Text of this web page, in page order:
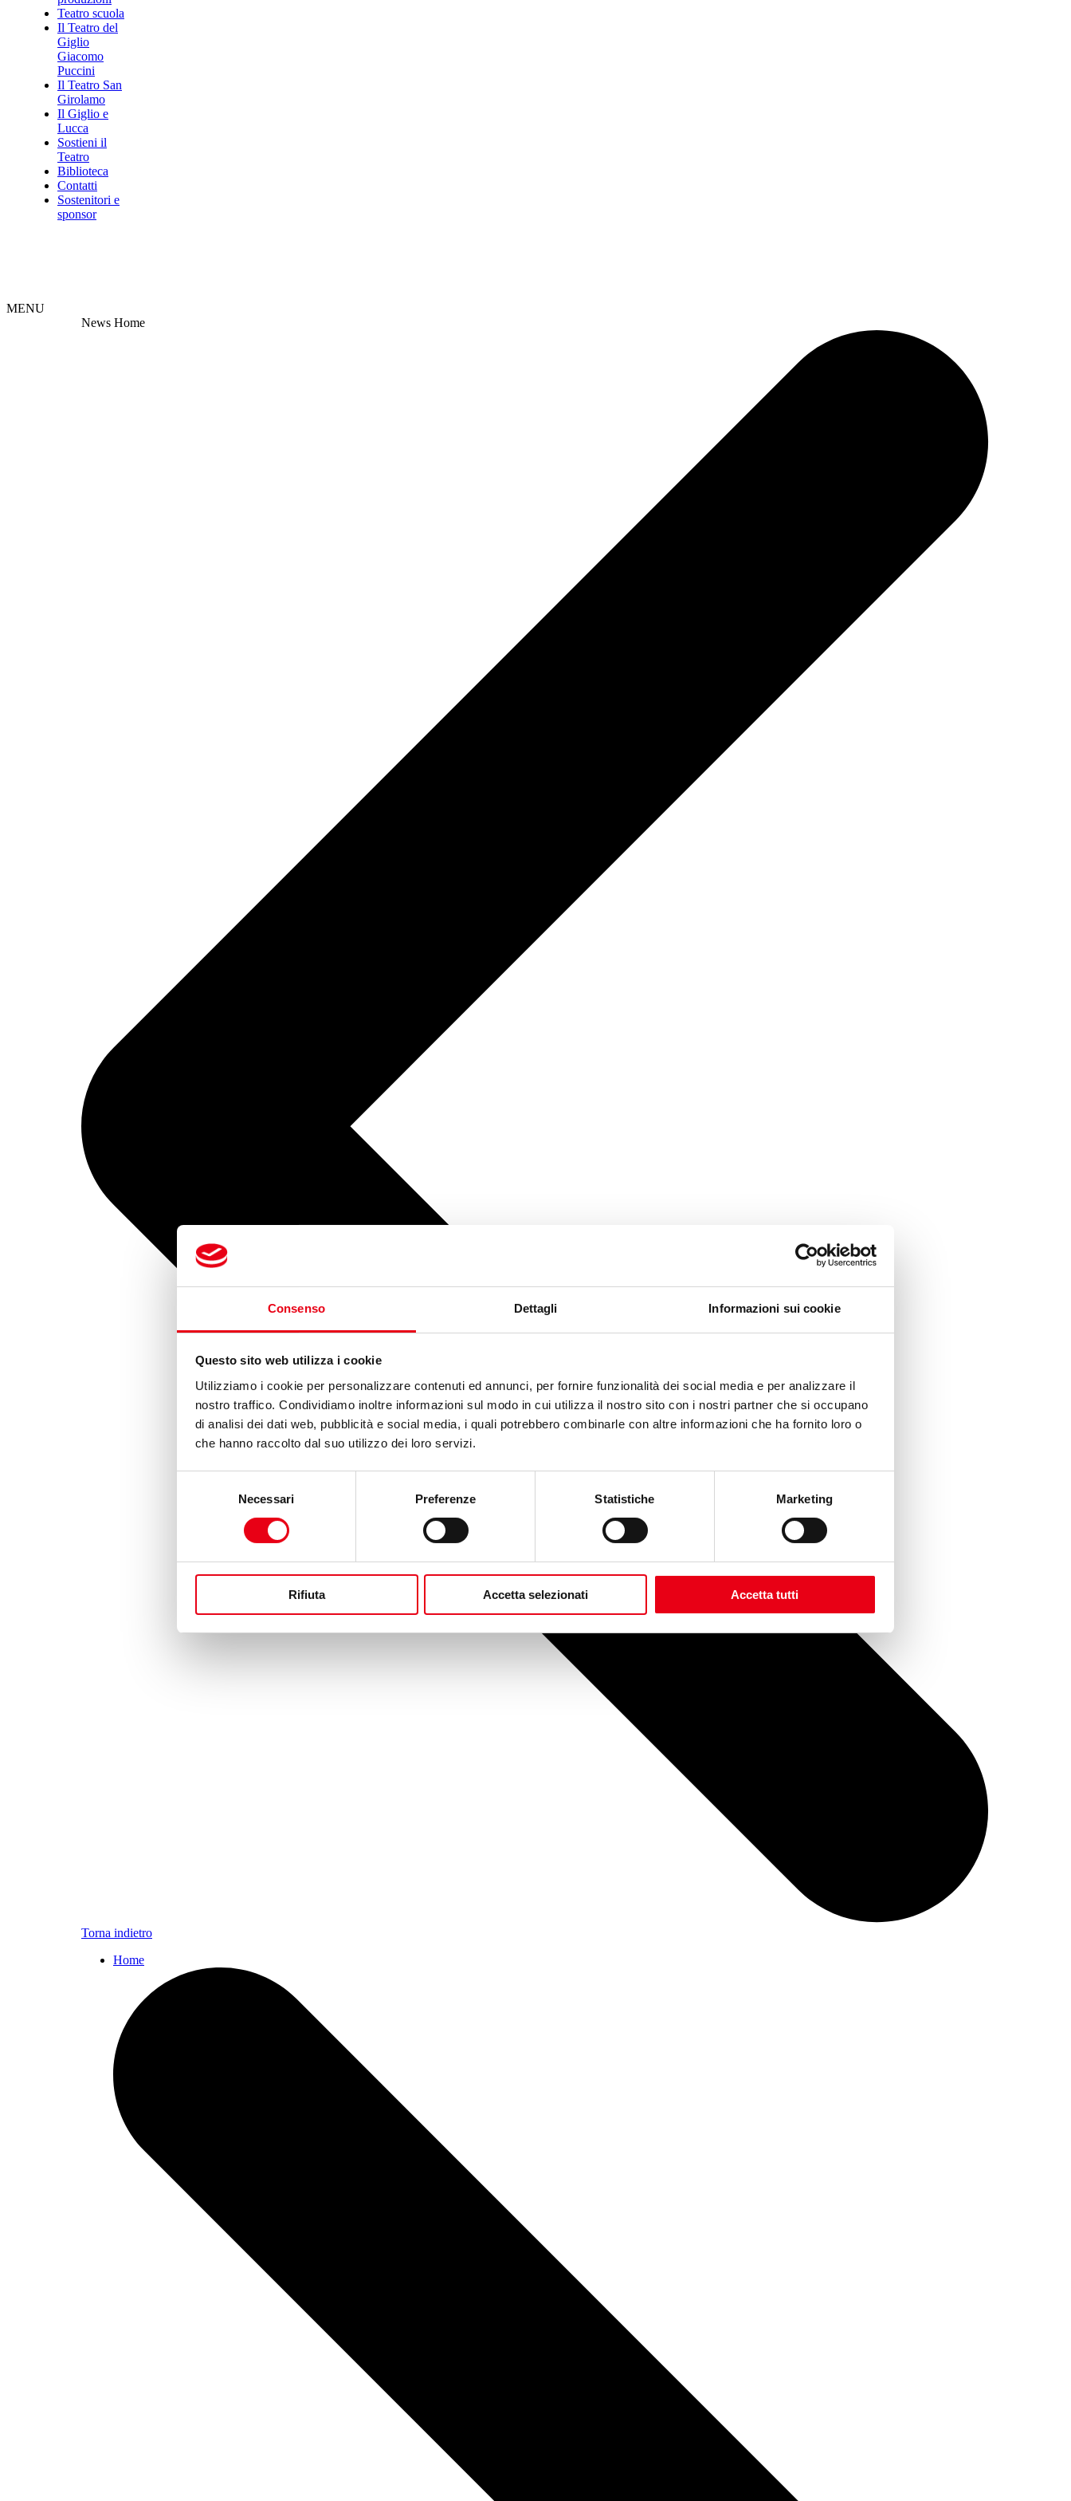
Consenso Dettagli Informazioni sui cookie
Questo sito web utilizza i cookie
Utilizziamo i cookie per personalizzare contenuti ed annunci, per fornire funzionalità dei social media e per analizzare il
nostro traffico. Condividiamo inoltre informazioni sul modo in cui utilizza il nostro sito con i nostri partner che si occupano
di analisi dei dati web, pubblicità e social media, i quali potrebbero combinarle con altre informazioni che ha fornito loro o
che hanno raccolto dal suo utilizzo dei loro servizi.
Necessari Preferenze Statistiche Marketing
Rifiuta Accetta selezionati Accetta tutti
Teatro scuola
Il Teatro del
Giglio
Giacomo
Puccini
Il Teatro San
Girolamo
Il Giglio e
Lucca
Sostieni il
Teatro
Biblioteca
Contatti
Sostenitori e
sponsor
MENU
News Home
Torna indietro
Home